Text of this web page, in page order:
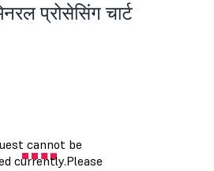
प्रोसेसिंग चार्ट